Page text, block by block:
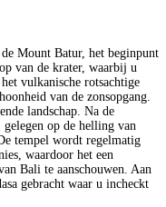
Mount Batur, het beginpunt
van de krater, waarbij u
vulkanische rotsachtige
van de zonsopgang.
landschap. Na de
op de helling van
tempel wordt regelmatig
waardoor het een
Bali te aanschouwen. Aan
gebracht waar u incheckt